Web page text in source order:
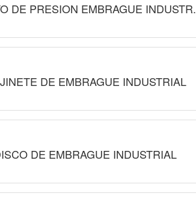
DE PRESION EMBRAGUE INDUSTR.
DE EMBRAGUE INDUSTRIAL
DE EMBRAGUE INDUSTRIAL